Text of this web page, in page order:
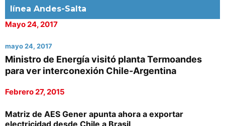
línea Andes-Salta
Mayo 24, 2017
mayo 24, 2017
Ministro de Energía visitó planta Termoandes
para ver interconexión Chile-Argentina
Febrero 27, 2015
Matriz de AES Gener apunta ahora a exportar
electricidad desde Chile a Brasil